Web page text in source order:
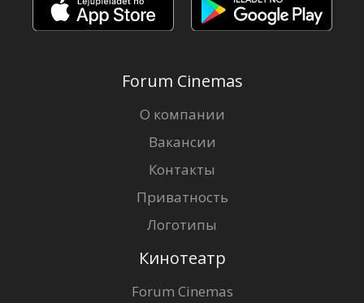
Forum Cinemas
О компании
Вакансии
Контакты
Приватность
Логотипы
Кинотеатр
Forum Cinemas